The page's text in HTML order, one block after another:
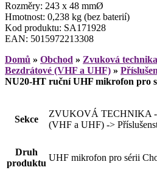
Rozměry: 243 x 48 mmØ
Hmotnost: 0,238 kg (bez baterií)
Kod produktu: SA171928
EAN: 5015972213308
Domů » Obchod » Zvuková technika
Bezdrátové (VHF a UHF) »
NU20-HT ruční UHF mikrofon pro
Sekce
ZVUKOVÁ TECHNIKA -
(VHF a UHF) ->
Druh
produktu
UHF mikrofon pro sérii